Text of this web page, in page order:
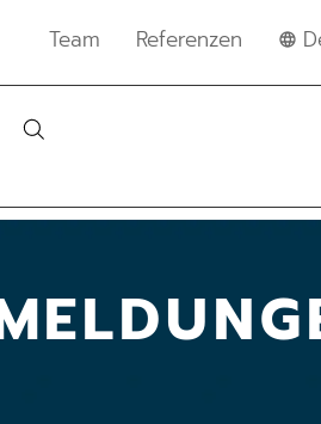
Team Referenzen